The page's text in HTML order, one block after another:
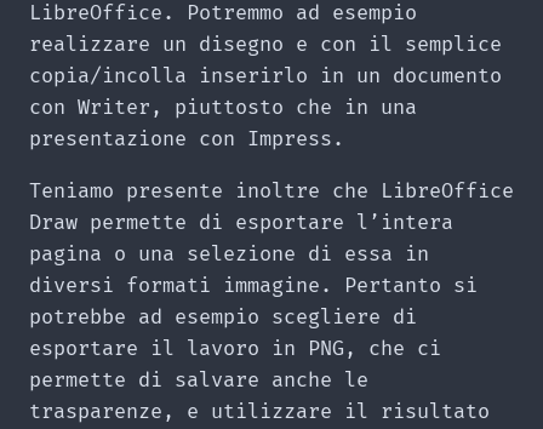
LibreOffice. Potremmo ad esempio
realizzare un disegno e con il semplice
copia/incolla inserirlo in un documento
con Writer, piuttosto che in una
presentazione con Impress.
Teniamo presente inoltre che LibreOffice
Draw permette di esportare l’intera
pagina o una selezione di essa in
diversi formati immagine. Pertanto si
potrebbe ad esempio scegliere di
esportare il lavoro in PNG, che ci
permette di salvare anche le
trasparenze, e utilizzare il risultato